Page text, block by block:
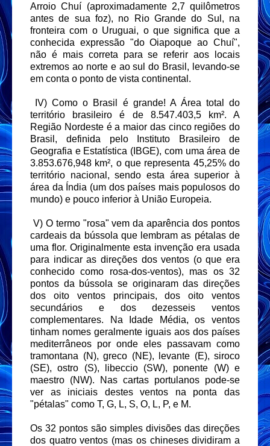
Arroio Chuí (aproximadamente 2,7 quilômetros
antes de sua foz), no Rio Grande do Sul, na
fronteira com o Uruguai, o que significa que a
conhecida expressão "do Oiapoque ao Chuí",
não é mais correta para se referir aos locais
extremos ao norte e ao sul do Brasil, levando-se
em conta o ponto de vista continental.
IV) Como o Brasil é grande! A Área total do
território brasileiro é de 8.547.403,5 km². A
Região Nordeste é a maior das cinco regiões do
Brasil, definida pelo Instituto Brasileiro de
Geografia e Estatística (IBGE), com uma área de
3.853.676,948 km², o que representa 45,25% do
território nacional, sendo esta área superior à
área da Índia (um dos países mais populosos do
mundo) e pouco inferior à União Europeia.
V) O termo "rosa" vem da aparência dos pontos
cardeais da bússola que lembram as pétalas de
uma flor. Originalmente esta invenção era usada
para indicar as direções dos ventos (o que era
conhecido como rosa-dos-ventos), mas os 32
pontos da bússola se originaram das direções
dos oito ventos principais, dos oito ventos
secundários e dos dezesseis ventos
complementares. Na Idade Média, os ventos
tinham nomes geralmente iguais aos dos países
mediterrâneos por onde eles passavam como
tramontana (N), greco (NE), levante (E), siroco
(SE), ostro (S), libeccio (SW), ponente (W) e
maestro (NW). Nas cartas portulanos pode-se
ver as iniciais destes ventos na ponta das
"pétalas" como T, G, L, S, O, L, P, e M.
Os 32 pontos são simples divisões das direções
dos quatro ventos (mas os chineses dividiram a